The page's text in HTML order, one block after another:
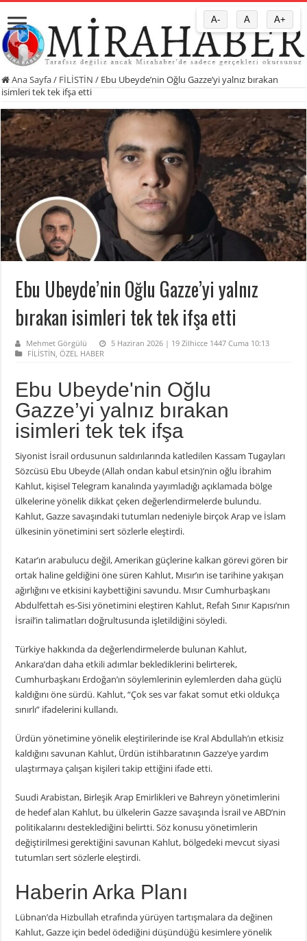
Ana Sayfa/ FİLİSTİN / Ebu Ubeyde’nin Oğlu Gazze’yi yalnız bırakan
isimleri tek tek ifşa etti
Ebu Ubeyde’nin Oğlu Gazze’yi yalnız
bırakan isimleri tek tek ifşa etti
Mehmet Görgülü
5 Haziran 2026 | 19 Zilhicce 1447 Cuma 10:13
FİLİSTİN,ÖZEL HABER
Ebu Ubeyde'nin Oğlu
Gazze’yi yalnız bırakan
isimleri tek tek ifşa
Siyonist İsrail ordusunun saldırılarında katledilen Kassam Tugayları
Sözcüsü Ebu Ubeyde (Allah ondan kabul etsin)’nin oğlu İbrahim
Kahlut, kişisel Telegram kanalında yayımladığı açıklamada bölge
ülkelerine yönelik dikkat çeken değerlendirmelerde bulundu.
Kahlut, Gazze savaşındaki tutumları nedeniyle birçok Arap ve İslam
ülkesinin yönetimini sert sözlerle eleştirdi.
Katar’ın arabulucu değil, Amerikan güçlerine kalkan görevi gören bir
ortak haline geldiğini öne süren Kahlut, Mısır’ın ise tarihine yakışan
ağırlığını ve etkisini kaybettiğini savundu. Mısır Cumhurbaşkanı
Abdulfettah es-Sisi yönetimini eleştiren Kahlut, Refah Sınır Kapısı’nın
İsrail’in talimatları doğrultusunda işletildiğini söyledi.
Türkiye hakkında da değerlendirmelerde bulunan Kahlut,
Ankara’dan daha etkili adımlar beklediklerini belirterek,
Cumhurbaşkanı Erdoğan’ın söylemlerinin eylemlerden daha güçlü
kaldığını öne sürdü. Kahlut, “Çok ses var fakat somut etki oldukça
sınırlı” ifadelerini kullandı.
Ürdün yönetimine yönelik eleştirilerinde ise Kral Abdullah’ın etkisiz
kaldığını savunan Kahlut, Ürdün istihbaratının Gazze’ye yardım
ulaştırmaya çalışan kişileri takip ettiğini ifade etti.
Suudi Arabistan, Birleşik Arap Emirlikleri ve Bahreyn yönetimlerini
de hedef alan Kahlut, bu ülkelerin Gazze savaşında İsrail ve ABD’nin
politikalarını desteklediğini belirtti. Söz konusu yönetimlerin
değiştirilmesi gerektiğini savunan Kahlut, bölgedeki mevcut siyasi
tutumları sert sözlerle eleştirdi.
Haberin Arka Planı
Lübnan’da Hizbullah etrafında yürüyen tartışmalara da değinen
Kahlut, Gazze için bedel ödediğini düşündüğü kesimlere yönelik
A- A A+